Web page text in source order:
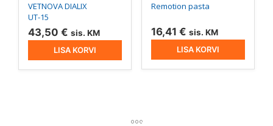
VETNOVA DIALIX
UT-15
43,50 € sis. KM
LISA KORVI
Remotion pasta
16,41 € sis. KM
LISA KORVI